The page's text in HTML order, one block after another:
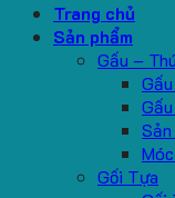
Trang chủ
Sản phẩm
Gấu –
Gối Tựa